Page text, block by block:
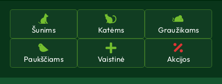
Šunims Katėms Graužikams
Paukščiams Vaistinė Akcijos